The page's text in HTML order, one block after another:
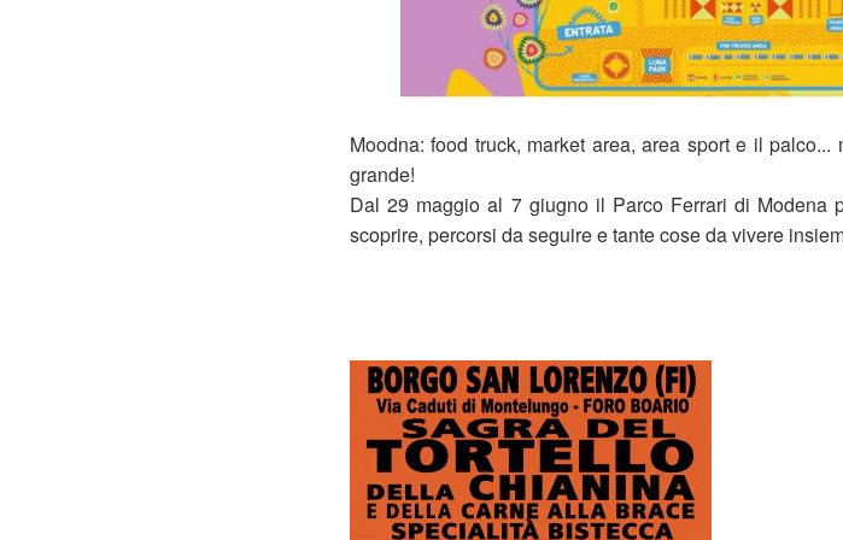
Moodna: food truck, market area, area sport e il palco...
grande!
Dal 29 maggio al 7 giugno il Parco Ferrari di Modena
scoprire, percorsi da seguire e tante cose da vivere